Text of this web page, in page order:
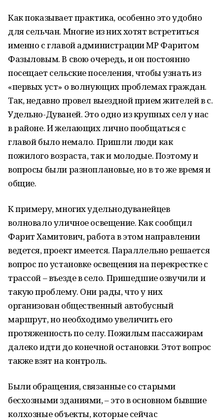
Как показывает практика, особенно это удобно
для сельчан. Многие из них хотят встретиться
именно с главой администрации МР Фаритом
Фазыловым. В свою очередь, и он постоянно
посещает сельские поселения, чтобы узнать из
«первых уст» о волнующих проблемах граждан.
Так, недавно провел выездной прием жителей в с.
Удельно-Дуваней. Это одно из крупных сел у нас
в районе. И желающих лично пообщаться с
главой было немало. Пришли люди как
пожилого возраста, так и молодые. Поэтому и
вопросы были разноплановые, но в то же время и
общие.
К примеру, многих удельнодуванейцев
волновало уличное освещение. Как сообщил
Фарит Хамитович, работа в этом направлении
ведется, проект имеется. Параллельно решается
вопрос по установке освещения на перекрестке с
трассой – въезде в село. Пришедшие озвучили и
такую проблему. Они рады, что у них
организован общественный автобусный
маршрут, но необходимо увеличить его
протяженность по селу. Пожилым пассажирам
далеко идти до конечной остановки. Этот вопрос
также взят на контроль.
Были обращения, связанные со старыми
бесхозными зданиями, – это в основном бывшие
колхозные объекты, которые сейчас